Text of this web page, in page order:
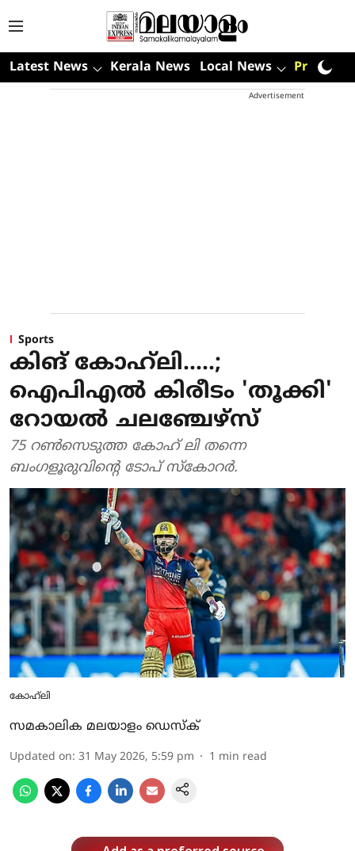
Latest News Kerala News Local News Premium
Advertisement
Sports
കിങ് കോഹ്‌ലി.....;
ഐപിഎല്‍ കിരീടം 'തൂക്കി'
റോയല്‍ ചലഞ്ചേഴ്‌സ്
75 റണ്‍സെടുത്ത കോഹ് ലി തന്നെ
ബംഗളൂരുവിന്റെ ടോപ് സ്‌കോറര്‍.
കോഹ്‌ലി
സമകാലിക മലയാളം ഡെസ്ക്
Updated on: 31 May 2026, 5:59 pm 1 min read